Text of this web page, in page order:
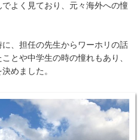
よく見ており、元々海外への憧
、担任の先生からワーホリの話
とや中学生の時の憧れもあり、
めました。